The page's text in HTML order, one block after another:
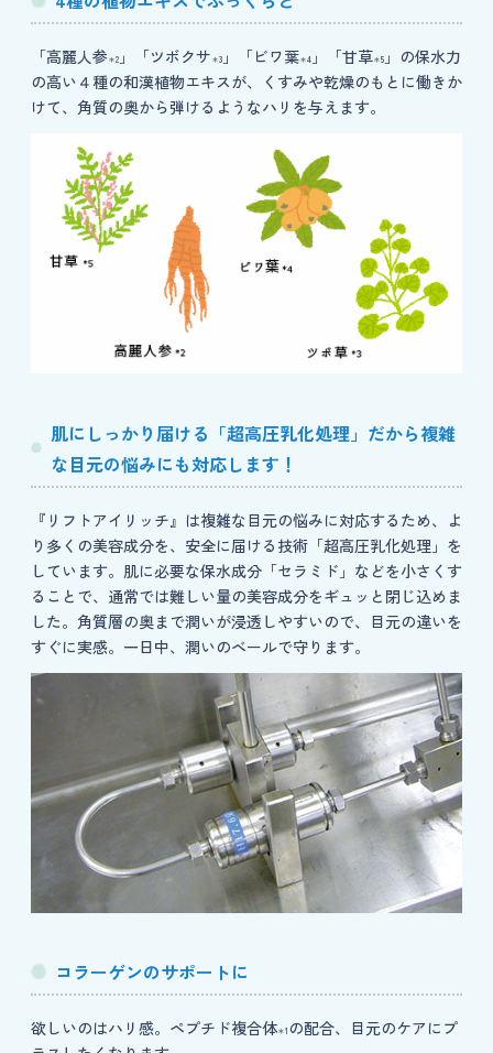
「高麗人参＊2」「ツボクサ ＊3」「ビワ葉＊4」「甘草＊5」の保水力
の高い４種の和漢植物エキスが、くすみや乾燥のもとに働きか
けて、角質の奥から弾けるようなハリを与えます。
肌にしっかり届ける「超高圧乳化処理」だから複雑
な目元の悩みにも対応します！
『リフトアイリッチ』は複雑な目元の悩みに対応するため、よ
り多くの美容成分を、安全に届ける技術「超高圧乳化処理」を
しています。肌に必要な保水成分「セラミド」などを小さくす
ることで、通常では難しい量の美容成分をギュッと閉じ込めま
した。角質層の奥まで潤いが浸透しやすいので、目元の違いを
すぐに実感。一日中、潤いのベールで守ります。
コラーゲンのサポートに
欲しいのはハリ感。ペプチド複合体＊1 の配合、目元のケアにプ